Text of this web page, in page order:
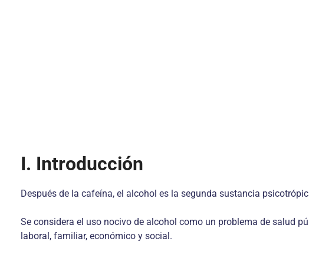
I. Introducción
Después de la cafeína, el alcohol es la segunda sustancia
Se considera el uso nocivo de alcohol como un problema de salud
laboral, familiar, económico y social.